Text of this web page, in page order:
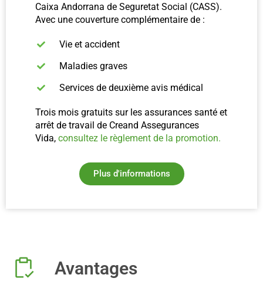
Caixa Andorrana de Seguretat Social (CASS).
Avec une couverture complémentaire de :
Vie et accident
Maladies graves
Services de deuxième avis médical
Trois mois gratuits sur les assurances santé et
arrêt de travail de Creand Assegurances
Vida, consultez le règlement de la promotion.
Plus d'informations
Avantages